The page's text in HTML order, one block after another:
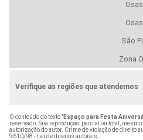
São
Zona
Verifique as regiões que atendemos
O conteúdo do texto "Espaço para Festa
reservado. Sua reprodução, parcial ou total,
autorização do autor. Crime de violação de direito
9610/98 - Lei de direitos autorais